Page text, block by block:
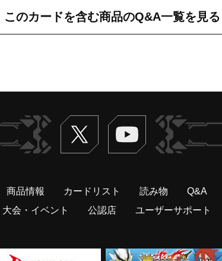
このカードを含む商品のQ&A一覧を見る
Twitter ヴァンガードch
商品情報 カードリスト 読み物 Q&A
大会・イベント 公認店 ユーザーサポート